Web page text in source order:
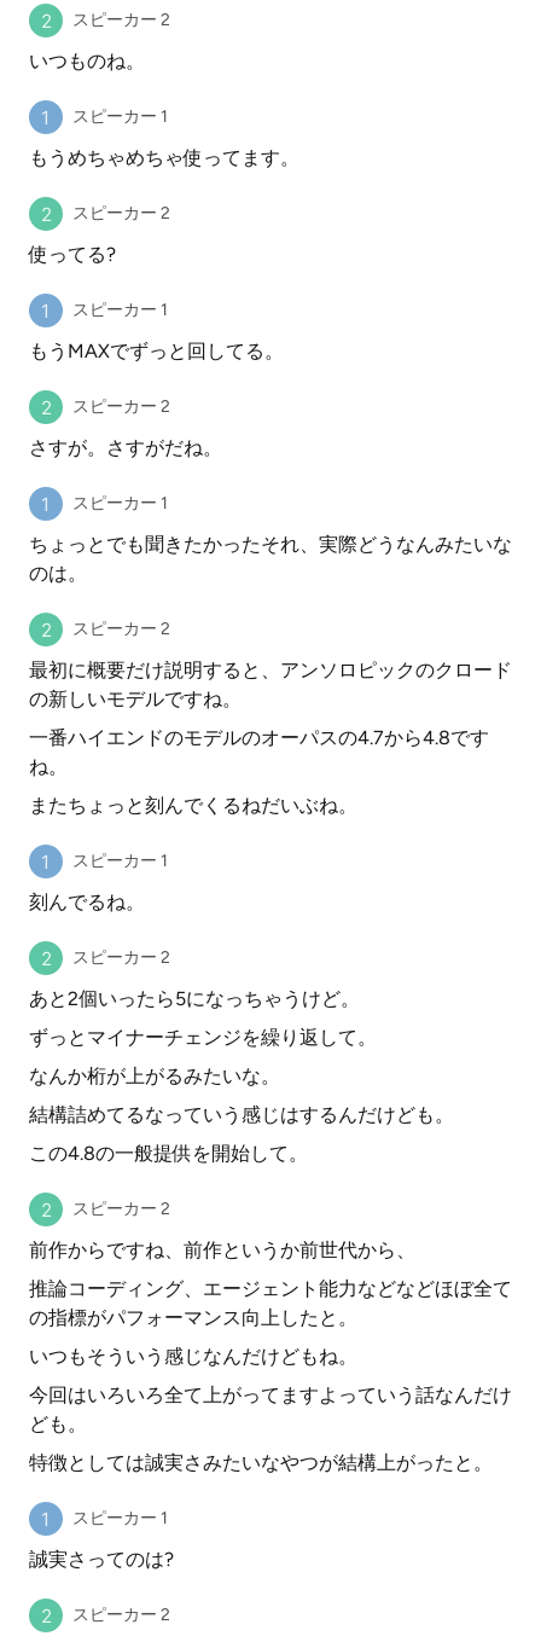
スピーカー 2
いつものね。
スピーカー 1
もうめちゃめちゃ使ってます。
スピーカー 2
使ってる?
スピーカー 1
もうMAXでずっと回してる。
スピーカー 2
さすが。さすがだね。
スピーカー 1
ちょっとでも聞きたかったそれ、実際どうなんみたいな
のは。
スピーカー 2
最初に概要だけ説明すると、アンソロピックのクロード
の新しいモデルですね。
一番ハイエンドのモデルのオーパスの4.7から4.8です
ね。
またちょっと刻んでくるねだいぶね。
スピーカー 1
刻んでるね。
スピーカー 2
あと2個いったら5になっちゃうけど。
ずっとマイナーチェンジを繰り返して。
なんか桁が上がるみたいな。
結構詰めてるなっていう感じはするんだけども。
この4.8の一般提供を開始して。
スピーカー 2
前作からですね、前作というか前世代から、
推論コーディング、エージェント能力などなどほぼ全て
の指標がパフォーマンス向上したと。
いつもそういう感じなんだけどもね。
今回はいろいろ全て上がってますよっていう話なんだけ
ども。
特徴としては誠実さみたいなやつが結構上がったと。
スピーカー 1
誠実さってのは?
スピーカー 2